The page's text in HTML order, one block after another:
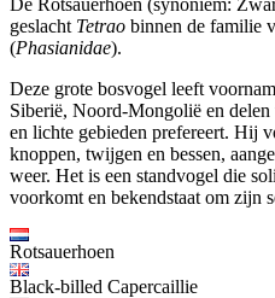
De Rotsauerhoen (synoniem:
geslacht Tetrao binnen de familie
(Phasianidae).
Deze grote bosvogel leeft
Siberië, Noord-Mongolië en
en lichte gebieden prefereert. Hij
knoppen, twijgen en bessen,
weer. Het is een standvogel die
voorkomt en bekendstaat om zijn
Rotsauerhoen
Black-billed Capercaillie